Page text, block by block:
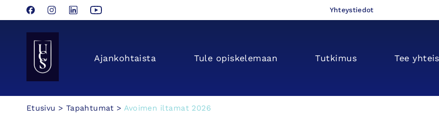
Hyppää
sisältöön
FacebookInstagram
LinkedInYouTube Yhteystiedot
Seinäjoen Yliopistokeskus UCSin etusivulle
Ajan­kohtaista Tule opiskelemaan Tutkimus Tee
Etusivu > Tapahtumat >Avoimen iltamat 2026